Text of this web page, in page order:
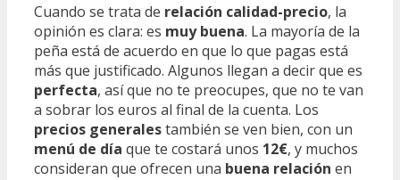
Cuando se trata de relación calidad-precio, la
opinión es clara: es muy buena. La mayoría de la
peña está de acuerdo en que lo que pagas está
más que justificado. Algunos llegan a decir que es
perfecta, así que no te preocupes, que no te van
a sobrar los euros al final de la cuenta. Los
precios generalestambién se ven bien, con un
menú de día que te costará unos 12€, y muchos
consideran que ofrecen una buena relación en